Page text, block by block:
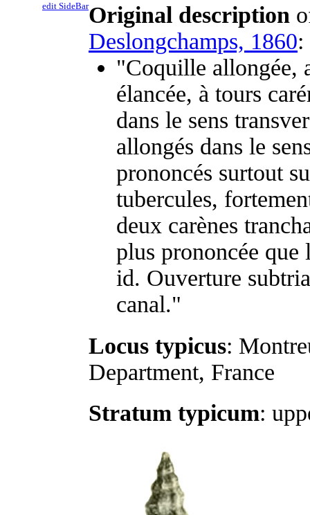
edit SideBarOriginal description
Deslongchamps, 1860:
"Coquille allongée,
élancée, à tours
dans le sens
allongés dans le
prononcés surtout
tubercules,
deux carènes
plus prononcée
id. Ouverture
canal."
Locus typicus:
Department, France
Stratum typicum: